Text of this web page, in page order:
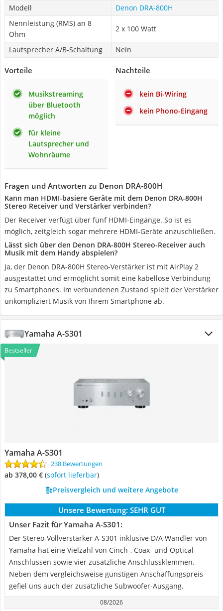
Modell
Denon DRA-800H
Nennleistung (RMS) an 8
Ohm
2 x 100 Watt
Lautsprecher A/B-Schaltung Nein
Vorteile
Musikstreaming
über Bluetooth
möglich
für kleine
Lautsprecher und
Wohnräume
Nachteile
kein Bi-Wiring
kein Phono-Eingang
Fragen und Antworten zu Denon DRA-800H
Kann man HDMI-basiere Geräte mit dem Denon DRA-800H
Stereo Receiver und Verstärker verbinden?
Der Receiver verfügt über fünf HDMI-Eingänge. So ist es
möglich, zeitgleich sogar mehrere HDMI-Geräte anzuschließen.
Lässt sich über den Denon DRA-800H Stereo-Receiver auch
Musik mit dem Handy abspielen?
Ja, der Denon DRA-800H Stereo-Verstärker ist mit AirPlay 2
ausgestattet und ermöglicht somit eine kabellose Verbindung
zu Smartphones. Im verbundenen Zustand spielt der Verstärker
unkompliziert Musik von Ihrem Smartphone ab.
Yamaha A-S301
Bestseller
Yamaha A-S301
238 Bewertungen
ab 378,00 € ( Sofort lieferbar)
Preisvergleich und weitere Angebote
Unsere Bewertung: SEHR GUT
Unser Fazit für Yamaha A-S301:
Der Stereo-Vollverstärker A-S301 inklusive D/A Wandler von
Yamaha hat eine Vielzahl von Cinch-, Coax- und Optical-
Anschlüssen sowie vier zusätzliche Anschlussklemmen.
Neben dem vergleichsweise günstigen Anschaffungspreis
gefiel uns auch der zusätzliche Subwoofer-Ausgang.
08/2026